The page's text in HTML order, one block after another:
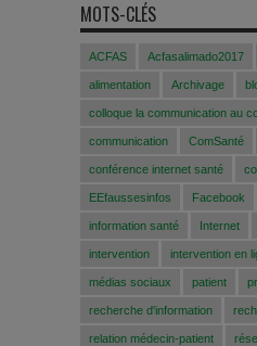
MOTS-CLÉS
ACFAS Acfasalimado2017
alimentation Archivage
colloque la communication au
communication ComSanté
conférence internet santé
EEfaussesinfos Facebook
information santé Internet
intervention intervention en
médias sociaux patient
recherche d'information
relation médecin-patient